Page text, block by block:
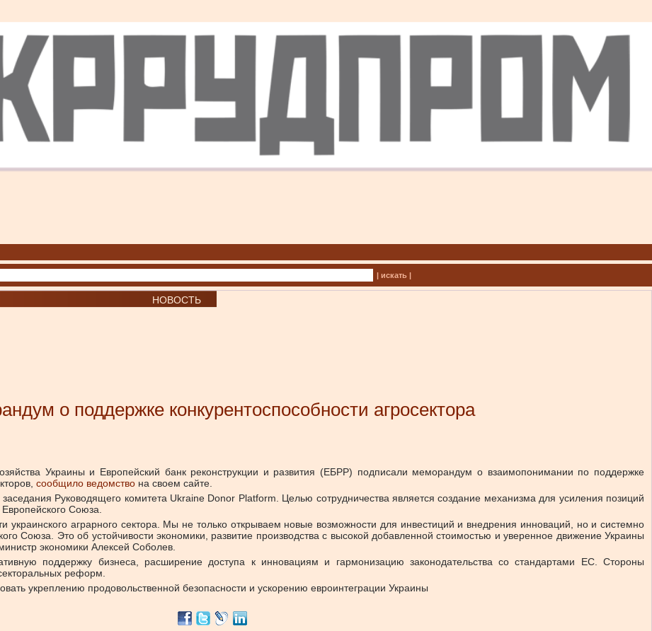
| искать |
НОВОСТЬ
о поддержке конкурентоспособности агросектора
Украины и Европейский банк реконструкции и развития (ЕБРР) подписали меморандум о взаимопонимании по поддержке
сообщило ведомство на своем сайте.
Руководящего комитета Ukraine Donor Platform. Целью сотрудничества является создание механизма для усиления позиций
Союза.
украинского аграрного сектора. Мы не только открываем новые возможности для инвестиций и внедрения инноваций, но и системно
Союза. Это об устойчивости экономики, развитие производства с высокой добавленной стоимостью и уверенное движение Украины
экономики Алексей Соболев.
поддержку бизнеса, расширение доступа к инновациям и гармонизацию законодательства со стандартами ЕС. Стороны
реформ.
укреплению продовольственной безопасности и ускорению евроинтеграции Украины